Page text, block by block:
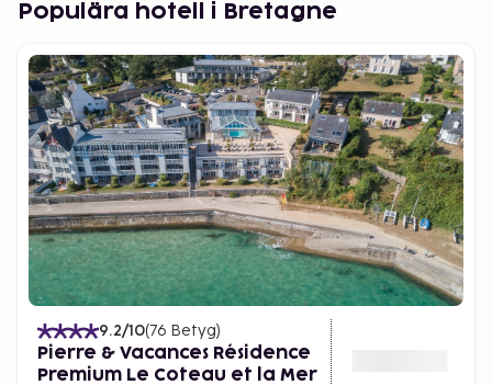
Populära hotell i Bretagne
9.2/10(76 Betyg)
Pierre & Vacances Résidence
Premium Le Coteau et la Mer